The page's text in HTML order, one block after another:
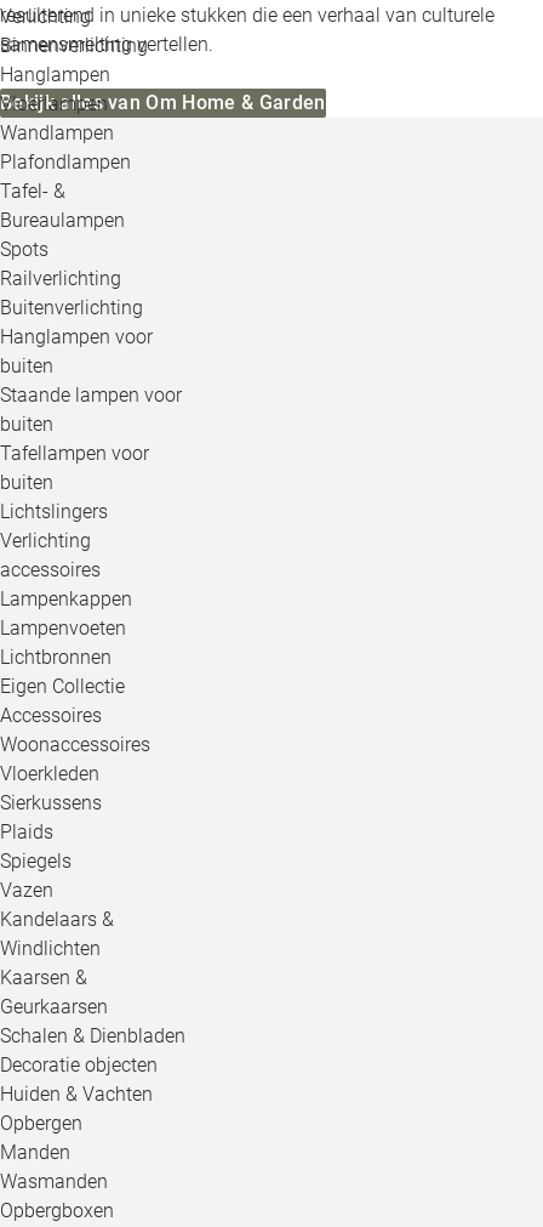
Verlichting
Binnenverlichting
Hanglampen
Vloerlampen
Wandlampen
Plafondlampen
Tafel- &
Bureaulampen
Spots
Railverlichting
Buitenverlichting
Hanglampen voor
buiten
Staande lampen voor
buiten
Tafellampen voor
buiten
Lichtslingers
Verlichting
accessoires
Lampenkappen
Lampenvoeten
Lichtbronnen
Eigen Collectie
Accessoires
Woonaccessoires
Vloerkleden
Sierkussens
Plaids
Spiegels
Vazen
Kandelaars &
Windlichten
Kaarsen &
Geurkaarsen
Schalen & Dienbladen
Decoratie objecten
Huiden & Vachten
Opbergen
Manden
Wasmanden
Opbergboxen
resulterend in unieke stukken die een verhaal van culturele
samensmelting vertellen.
Bekijk alles van Om Home & Garden